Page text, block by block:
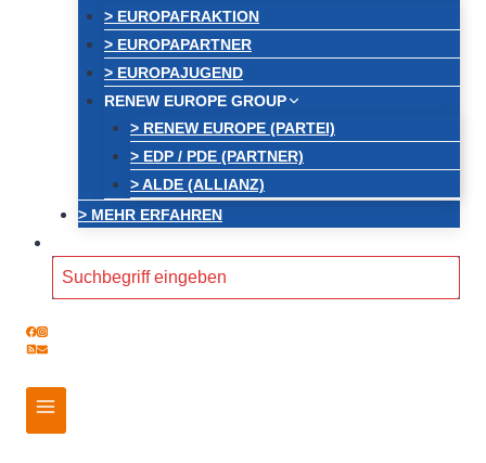
> EUROPAFRAKTION
> EUROPAPARTNER
> EUROPAJUGEND
RENEW EUROPE GROUP
> RENEW EUROPE (PARTEI)
> EDP / PDE (PARTNER)
> ALDE (ALLIANZ)
> MEHR ERFAHREN
Search
for: